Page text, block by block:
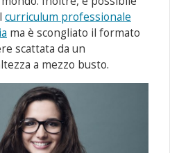
curriculum professionale
ma è scongliato il formato
scattata da un
a mezzo busto.